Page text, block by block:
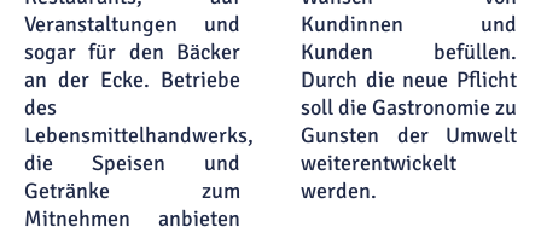
Veranstaltungen und
sogar für den Bäcker
an der Ecke. Betriebe
des
Lebensmittelhandwerks,
die Speisen und
Getränke zum
Mitnehmen anbieten
Kundinnen und
Kunden befüllen.
Durch die neue Pflicht
soll die Gastronomie zu
Gunsten der Umwelt
weiterentwickelt
werden.